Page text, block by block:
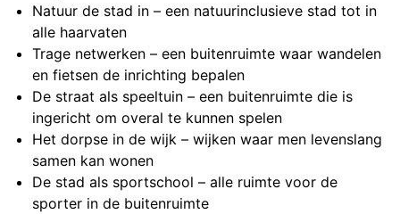
Natuur de stad in – een natuurinclusieve stad tot in
alle haarvaten
Trage netwerken – een buitenruimte waar wandelen
en fietsen de inrichting bepalen
De straat als speeltuin – een buitenruimte die is
ingericht om overal te kunnen spelen
Het dorpse in de wijk – wijken waar men levenslang
samen kan wonen
De stad als sportschool – alle ruimte voor de
sporter in de buitenruimte